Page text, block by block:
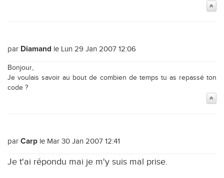
par Diamand le Lun 29 Jan 2007 12:06
Bonjour,
Je voulais savoir au bout de combien de temps tu as repassé ton
code ?
par Carp le Mar 30 Jan 2007 12:41
Je t'ai répondu mai je m'y suis mal prise.